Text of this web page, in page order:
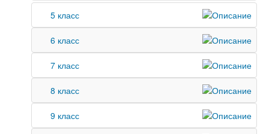
5 класс
6 класс
7 класс
8 класс
9 класс